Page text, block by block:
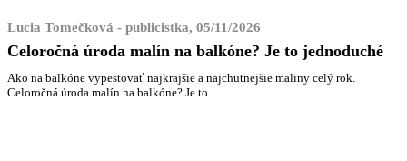
Lucia Tomečková - publicistka, 05/11/2026
Celoročná úroda malín na balkóne? Je to jednoduché
Ako na balkóne vypestovať najkrajšie a najchutnejšie maliny celý rok.
Celoročná úroda malín na balkóne? Je to